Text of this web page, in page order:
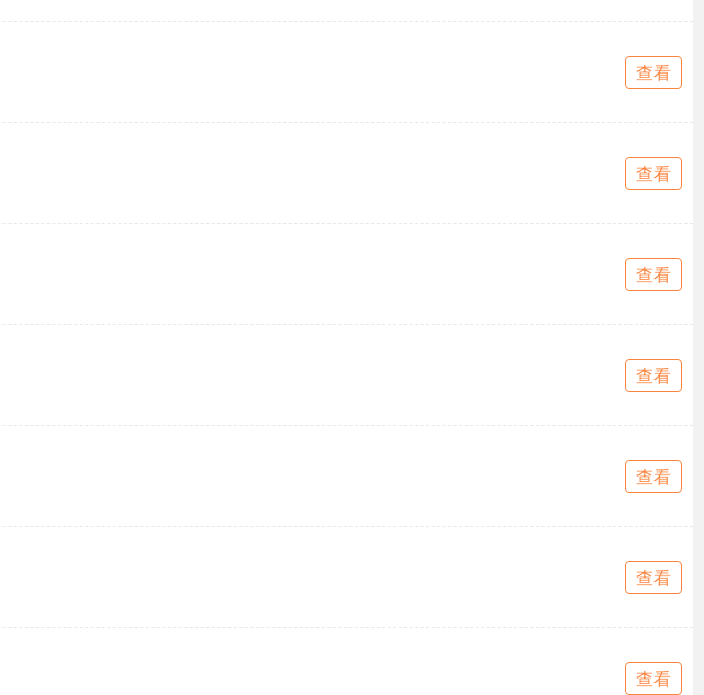
查看
查看
查看
查看
查看
查看
查看